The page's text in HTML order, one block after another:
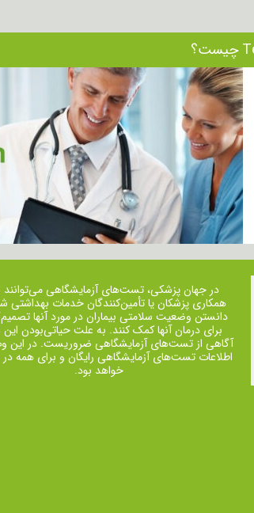
در جهان پزشکی، تست‌های آزمایشگاهی
همکاری پزشکان یا تأمین‌کنندگان خدمات بهداشتی
دانستن وضعیت سلامتی بیماران در مورد آنها
برای درمان ‌آنها کمک کنند. به علت حیاتی‌بودن
آگاهی از تست‌های آزمایشگاهی ضروریست. در این
اطلاعات تست‌های آزمایشگاهی رایگان و برای همه
خواهد بود.